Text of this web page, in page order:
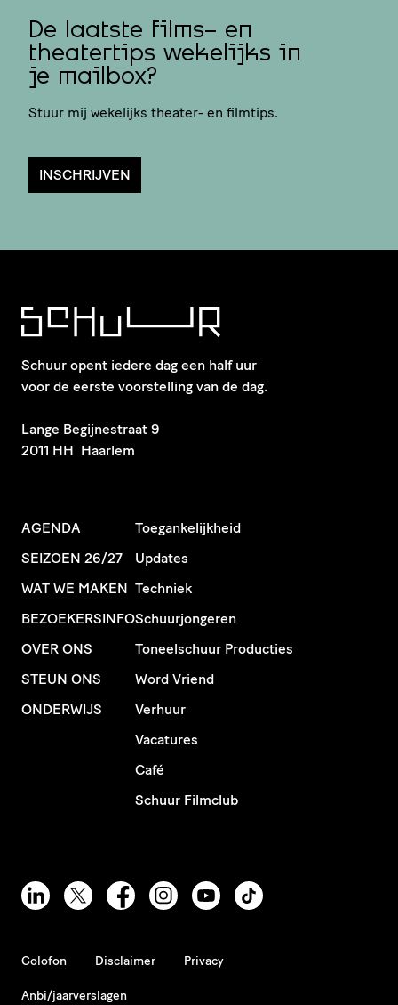
De laatste films- en
theatertips wekelijks in
je mailbox?
Stuur mij wekelijks theater- en filmtips.
INSCHRIJVEN
Schuur opent iedere dag een half uur
voor de eerste voorstelling van de dag.
​Lange Begijnestraat 9
2011 HH Haarlem
AGENDA
SEIZOEN 26/27
WAT WE MAKEN
BEZOEKERSINFO
OVER ONS
STEUN ONS
ONDERWIJS
Toegankelijkheid
Updates
Techniek
Schuurjongeren
Toneelschuur Producties
Word Vriend
Verhuur
Vacatures
Café
Schuur Filmclub
Colofon Disclaimer Privacy
Anbi/jaarverslagen